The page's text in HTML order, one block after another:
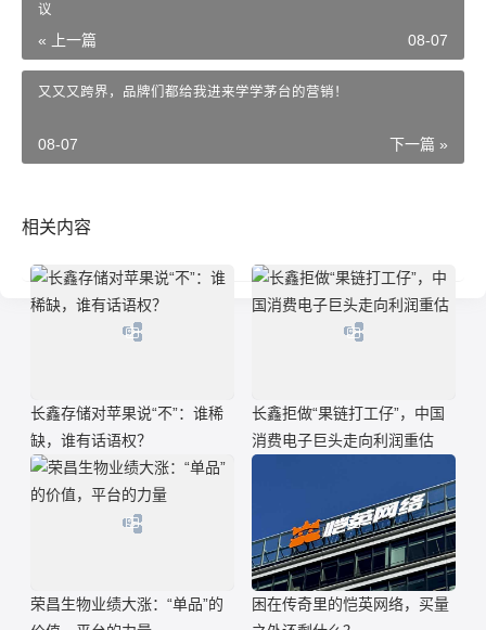
议
« 上一篇 08-07
又又又跨界，品牌们都给我进来学学茅台的营销！
下一篇 »
08-07
相关内容
长鑫存储对苹果说“不”：谁稀
缺，谁有话语权？
长鑫拒做“果链打工仔”，中国
消费电子巨头走向利润重估
荣昌生物业绩大涨：“单品”的
困在传奇里的恺英网络，买量